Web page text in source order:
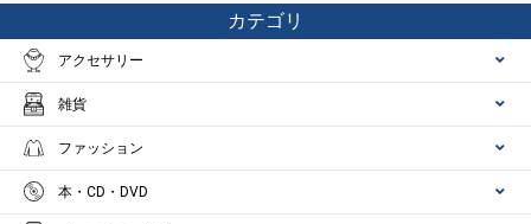
カテゴリ
アクセサリー
雑貨
ファッション
本・CD・DVD